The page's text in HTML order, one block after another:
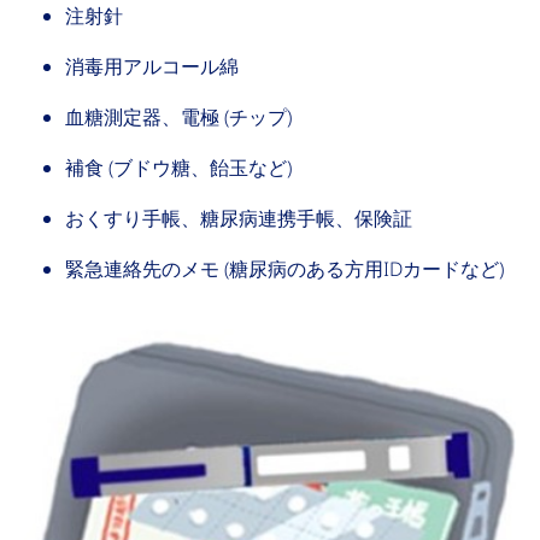
注射針
消毒用アルコール綿
血糖測定器、電極 (チップ)
補食 (ブドウ糖、飴玉など)
おくすり手帳、糖尿病連携手帳、保険証
緊急連絡先のメモ (糖尿病のある方用IDカードなど)